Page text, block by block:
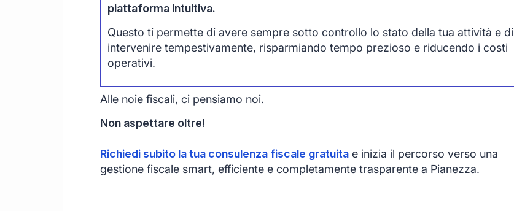
piattaforma intuitiva.
Questo ti permette di avere sempre sotto controllo lo stato della tua attività e di
intervenire tempestivamente, risparmiando tempo prezioso e riducendo i costi
operativi.
Alle noie fiscali, ci pensiamo noi.
Non aspettare oltre!
Richiedi subito la tua consulenza fiscale gratuita e inizia il percorso verso una
gestione fiscale smart, efficiente e completamente trasparente a Pianezza.